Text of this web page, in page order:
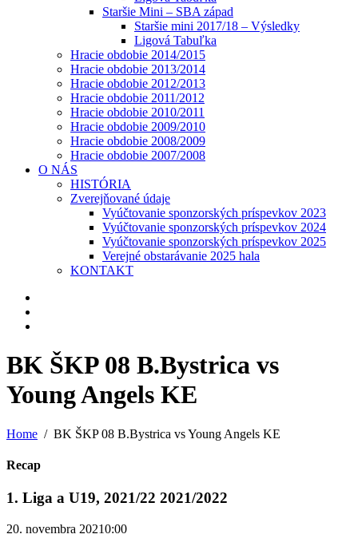
Staršie Mini – SBA západ
Staršie mini 2017/18 – Výsledky
Ligová Tabuľka
Hracie obdobie 2014/2015
Hracie obdobie 2013/2014
Hracie obdobie 2012/2013
Hracie obdobie 2011/2012
Hracie obdobie 2010/2011
Hracie obdobie 2009/2010
Hracie obdobie 2008/2009
Hracie obdobie 2007/2008
O NÁS
HISTÓRIA
Zverejňované údaje
Vyúčtovanie sponzorských príspevkov 2023
Vyúčtovanie sponzorských príspevkov 2024
Vyúčtovanie sponzorských príspevkov 2025
Verejné obstarávanie 2025 hala
KONTAKT
BK ŠKP 08 B.Bystrica vs
Young Angels KE
Home BK ŠKP 08 B.Bystrica vs Young Angels KE
Recap
1. Liga a U19, 2021/22 2021/2022
20. novembra 20210:00